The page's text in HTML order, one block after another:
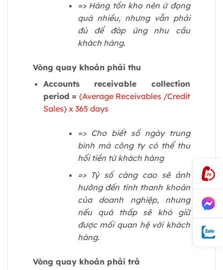
=> Hàng tồn kho nên ứ đọng
quá nhiều, nhưng vẫn phải
đủ để đáp ứng nhu cầu
khách hàng.
Vòng quay khoản phải thu
Accounts receivable collection
period = (Average Receivables /Credit
Sales) x 365 days
=> Cho biết số ngày trung
bình mà công ty có thể thu
hổi tiền từ khách hàng
=> Tỷ số càng cao sẽ ảnh
hưởng đến tính thanh khoản
của doanh nghiệp, nhưng
nếu quá thấp sẽ khó giữ
được mối quan hệ với khách
hàng.
Vòng quay khoản phải trả